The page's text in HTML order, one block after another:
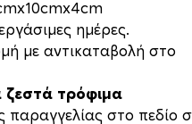
ημέρες.
με αντικαταβολή στο
ζεστά τρόφιμα
στο πεδίο